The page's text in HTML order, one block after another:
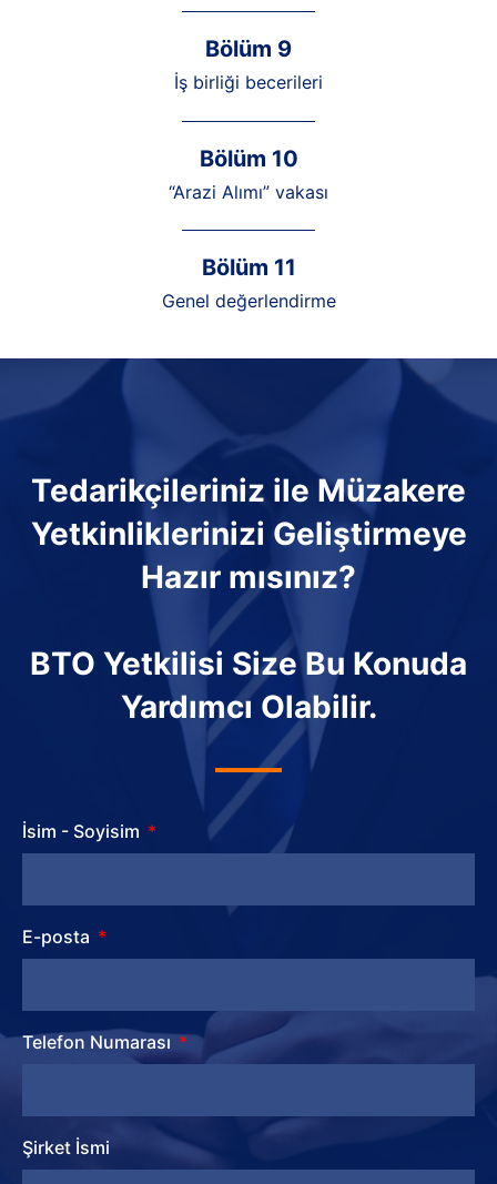
Bölüm 9
İş birliği becerileri
Bölüm 10
“Arazi Alımı” vakası
Bölüm 11
Genel değerlendirme
Tedarikçileriniz ile Müzakere
Yetkinliklerinizi Geliştirmeye
Hazır mısınız?
BTO Yetkilisi Size Bu Konuda
Yardımcı Olabilir.
İsim - Soyisim
E-posta
Telefon Numarası
Şirket İsmi